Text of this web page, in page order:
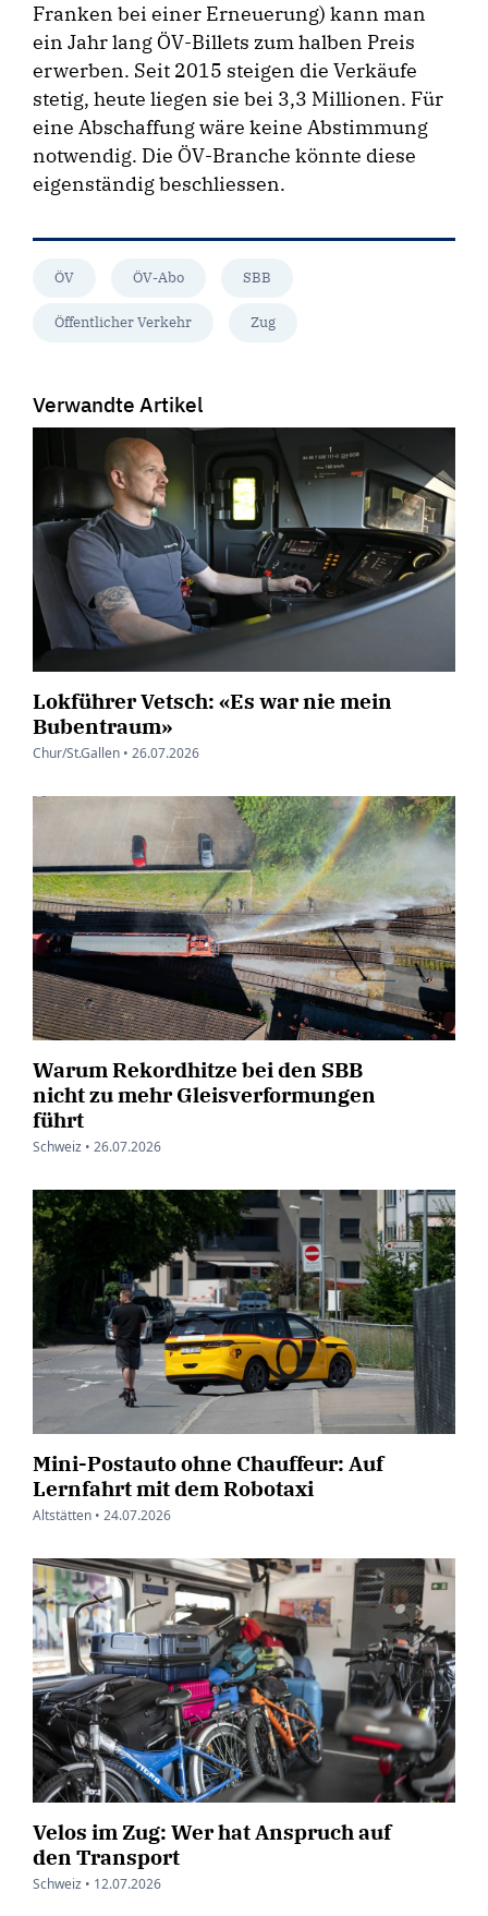
Franken bei einer Erneuerung) kann man
ein Jahr lang ÖV-Billets zum halben Preis
erwerben. Seit 2015 steigen die Verkäufe
stetig, heute liegen sie bei 3,3 Millionen. Für
eine Abschaffung wäre keine Abstimmung
notwendig. Die ÖV-Branche könnte diese
eigenständig beschliessen.
ÖV ÖV-Abo SBB
Öffentlicher Verkehr Zug
Verwandte Artikel
Lokführer Vetsch: «Es war nie mein
Bubentraum»
Chur/St.Gallen • 26.07.2026
Warum Rekordhitze bei den SBB
nicht zu mehr Gleisverformungen
führt
Schweiz • 26.07.2026
Mini-Postauto ohne Chauffeur: Auf
Lernfahrt mit dem Robotaxi
Altstätten • 24.07.2026
Velos im Zug: Wer hat Anspruch auf
den Transport
Schweiz • 12.07.2026